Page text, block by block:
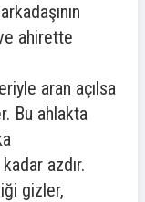
ahirette
aran açılsa
Bu ahlakta
azdır.
gizler,